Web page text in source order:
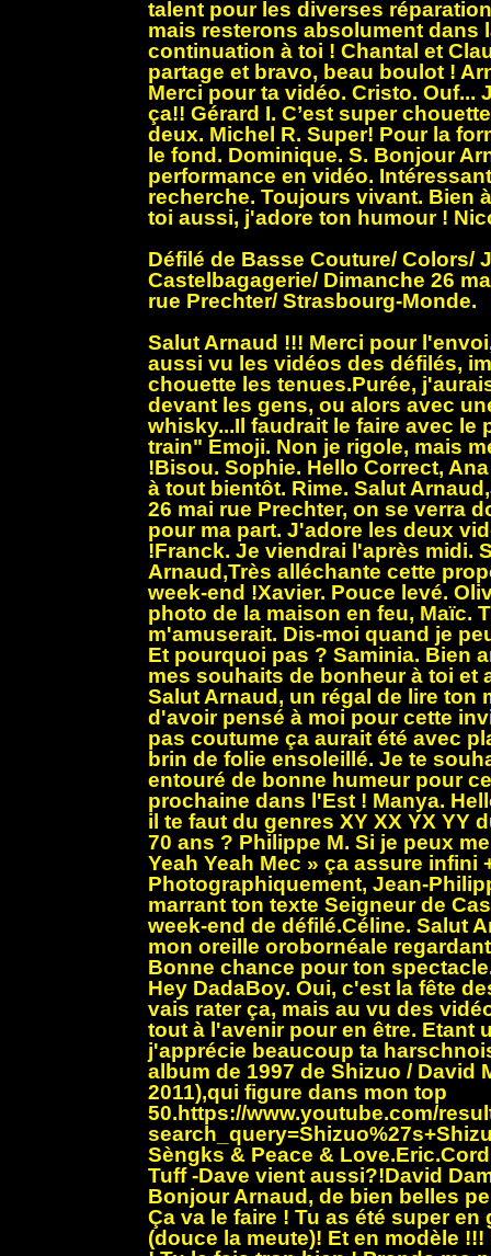
talent pour les diverses
mais resterons absolument dans
continuation à toi ! Chantal et
partage et bravo, beau boulot !
Merci pour ta vidéo. Cristo. Ouf...
ça!! Gérard I. C’est super
deux. Michel R. Super! Pour la
le fond. Dominique. S. Bonjour
performance en vidéo.
recherche. Toujours vivant. Bien
toi aussi, j'adore ton humour !
Défilé de Basse Couture/ Colors/
Castelbagagerie/ Dimanche 26
rue Prechter/ Strasbourg-Monde.
Salut Arnaud !!! Merci pour
aussi vu les vidéos des défilés,
chouette les tenues.Purée,
devant les gens, ou alors avec
whisky...Il faudrait le faire avec le
train" Emoji. Non je rigole, mais
!Bisou. Sophie. Hello Correct,
à tout bientôt. Rime. Salut
26 mai rue Prechter, on se verra
pour ma part. J'adore les deux
!Franck. Je viendrai l'après midi.
Arnaud,Très alléchante cette
week-end !Xavier. Pouce levé.
photo de la maison en feu, Maïc.
m'amuserait. Dis-moi quand je
Et pourquoi pas ? Saminia. Bien
mes souhaits de bonheur à toi et
Salut Arnaud, un régal de lire ton
d'avoir pensé à moi pour cette
pas coutume ça aurait été avec
brin de folie ensoleillé. Je te
entouré de bonne humeur pour
prochaine dans l'Est ! Manya.
il te faut du genres XY XX YX YY
70 ans ? Philippe M. Si je peux
Yeah Yeah Mec » ça assure infini
Photographiquement, Jean-
marrant ton texte Seigneur de
week-end de défilé.Céline. Salut
mon oreille orobornéale
Bonne chance pour ton
Hey DadaBoy. Oui, c'est la fête
vais rater ça, mais au vu des
tout à l'avenir pour en être. Etant
j'apprécie beaucoup ta
album de 1997 de Shizuo / David
2011),qui figure dans mon top
50.https://www.youtube.com/
Sèngks & Peace &
Tuff -Dave vient aussi?!David
Bonjour Arnaud, de bien belles
Ça va le faire ! Tu as été super en
(douce la meute)! Et en modèle